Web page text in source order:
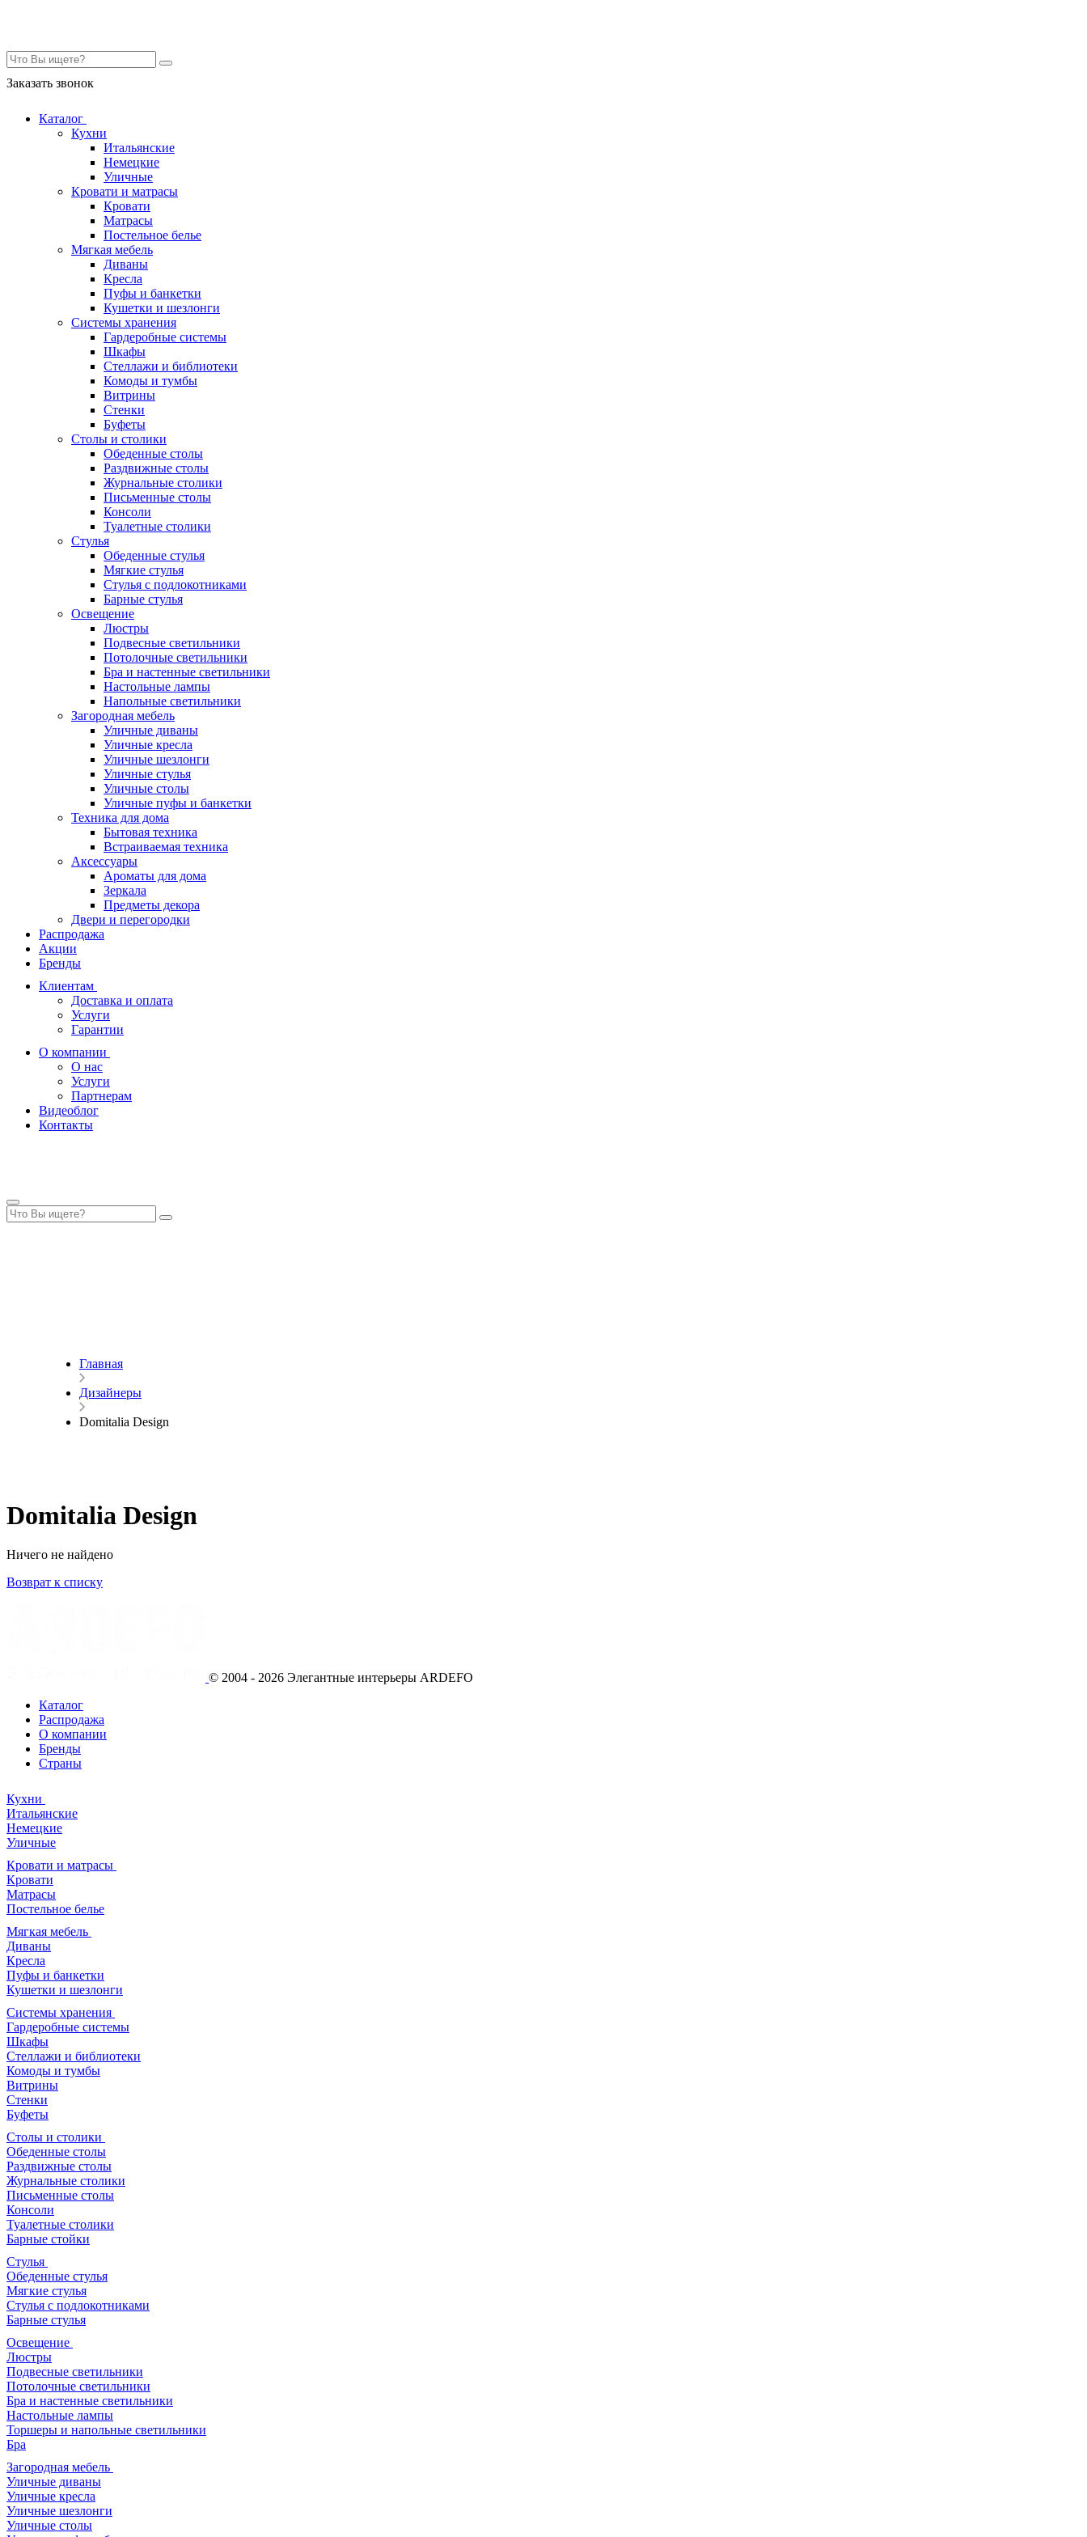
Заказать звонок
Каталог
Кухни
Итальянские
Немецкие
Уличные
Кровати и матрасы
Кровати
Матрасы
Постельное белье
Мягкая мебель
Диваны
Кресла
Пуфы и банкетки
Кушетки и шезлонги
Системы хранения
Гардеробные системы
Шкафы
Стеллажи и библиотеки
Комоды и тумбы
Витрины
Стенки
Буфеты
Столы и столики
Обеденные столы
Раздвижные столы
Журнальные столики
Письменные столы
Консоли
Туалетные столики
Стулья
Обеденные стулья
Мягкие стулья
Стулья с подлокотниками
Барные стулья
Освещение
Люстры
Подвесные светильники
Потолочные светильники
Бра и настенные светильники
Настольные лампы
Напольные светильники
Загородная мебель
Уличные диваны
Уличные кресла
Уличные шезлонги
Уличные стулья
Уличные столы
Уличные пуфы и банкетки
Техника для дома
Бытовая техника
Встраиваемая техника
Аксессуары
Ароматы для дома
Зеркала
Предметы декора
Двери и перегородки
Распродажа
Акции
Бренды
Клиентам
Доставка и оплата
Услуги
Гарантии
О компании
О нас
Услуги
Партнерам
Видеоблог
Контакты
Главная
Дизайнеры
Domitalia Design
Domitalia Design
Ничего не найдено
Возврат к списку
© 2004 - 2026 Элегантные интерьеры ARDEFO
Каталог
Распродажа
О компании
Бренды
Страны
Кухни
Итальянские
Немецкие
Уличные
Кровати и матрасы
Кровати
Матрасы
Постельное белье
Мягкая мебель
Диваны
Кресла
Пуфы и банкетки
Кушетки и шезлонги
Системы хранения
Гардеробные системы
Шкафы
Стеллажи и библиотеки
Комоды и тумбы
Витрины
Стенки
Буфеты
Столы и столики
Обеденные столы
Раздвижные столы
Журнальные столики
Письменные столы
Консоли
Туалетные столики
Барные стойки
Стулья
Обеденные стулья
Мягкие стулья
Стулья с подлокотниками
Барные стулья
Освещение
Люстры
Подвесные светильники
Потолочные светильники
Бра и настенные светильники
Настольные лампы
Торшеры и напольные светильники
Бра
Загородная мебель
Уличные диваны
Уличные кресла
Уличные шезлонги
Уличные столы